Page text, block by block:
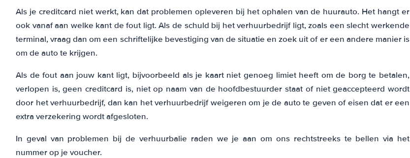
Als je creditcard niet werkt, kan dat problemen opleveren bij het ophalen van de huurauto. Het hangt er
ook vanaf aan welke kant de fout ligt. Als de schuld bij het verhuurbedrijf ligt, zoals een slecht werkende
terminal, vraag dan om een schriftelijke bevestiging van de situatie en zoek uit of er een andere manier is
om de auto te krijgen.
Als de fout aan jouw kant ligt, bijvoorbeeld als je kaart niet genoeg limiet heeft om de borg te betalen,
verlopen is, geen creditcard is, niet op naam van de hoofdbestuurder staat of niet geaccepteerd wordt
door het verhuurbedrijf, dan kan het verhuurbedrijf weigeren om je de auto te geven of eisen dat er een
extra verzekering wordt afgesloten.
In geval van problemen bij de verhuurbalie raden we je aan om ons rechtstreeks te bellen via het
nummer op je voucher.